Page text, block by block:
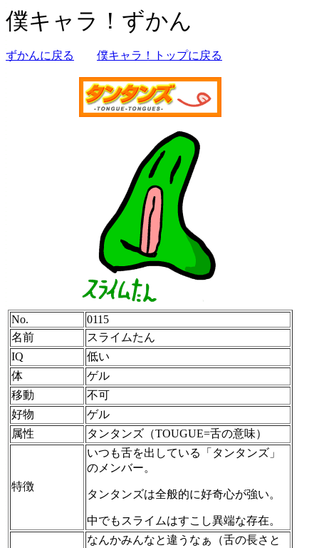
僕キャラ！ずかん
ずかんに戻る 僕キャラ！トップに戻る
No.
0115
名前
スライムたん
IQ
低い
体
ゲル
移動
不可
好物
ゲル
属性
タンタンズ（TOUGUE=舌の意味）
特徴
いつも舌を出している「タンタンズ」
のメンバー。
タンタンズは全般的に好奇心が強い。
中でもスライムはすこし異端な存在。
なんかみんなと違うなぁ（舌の長さと